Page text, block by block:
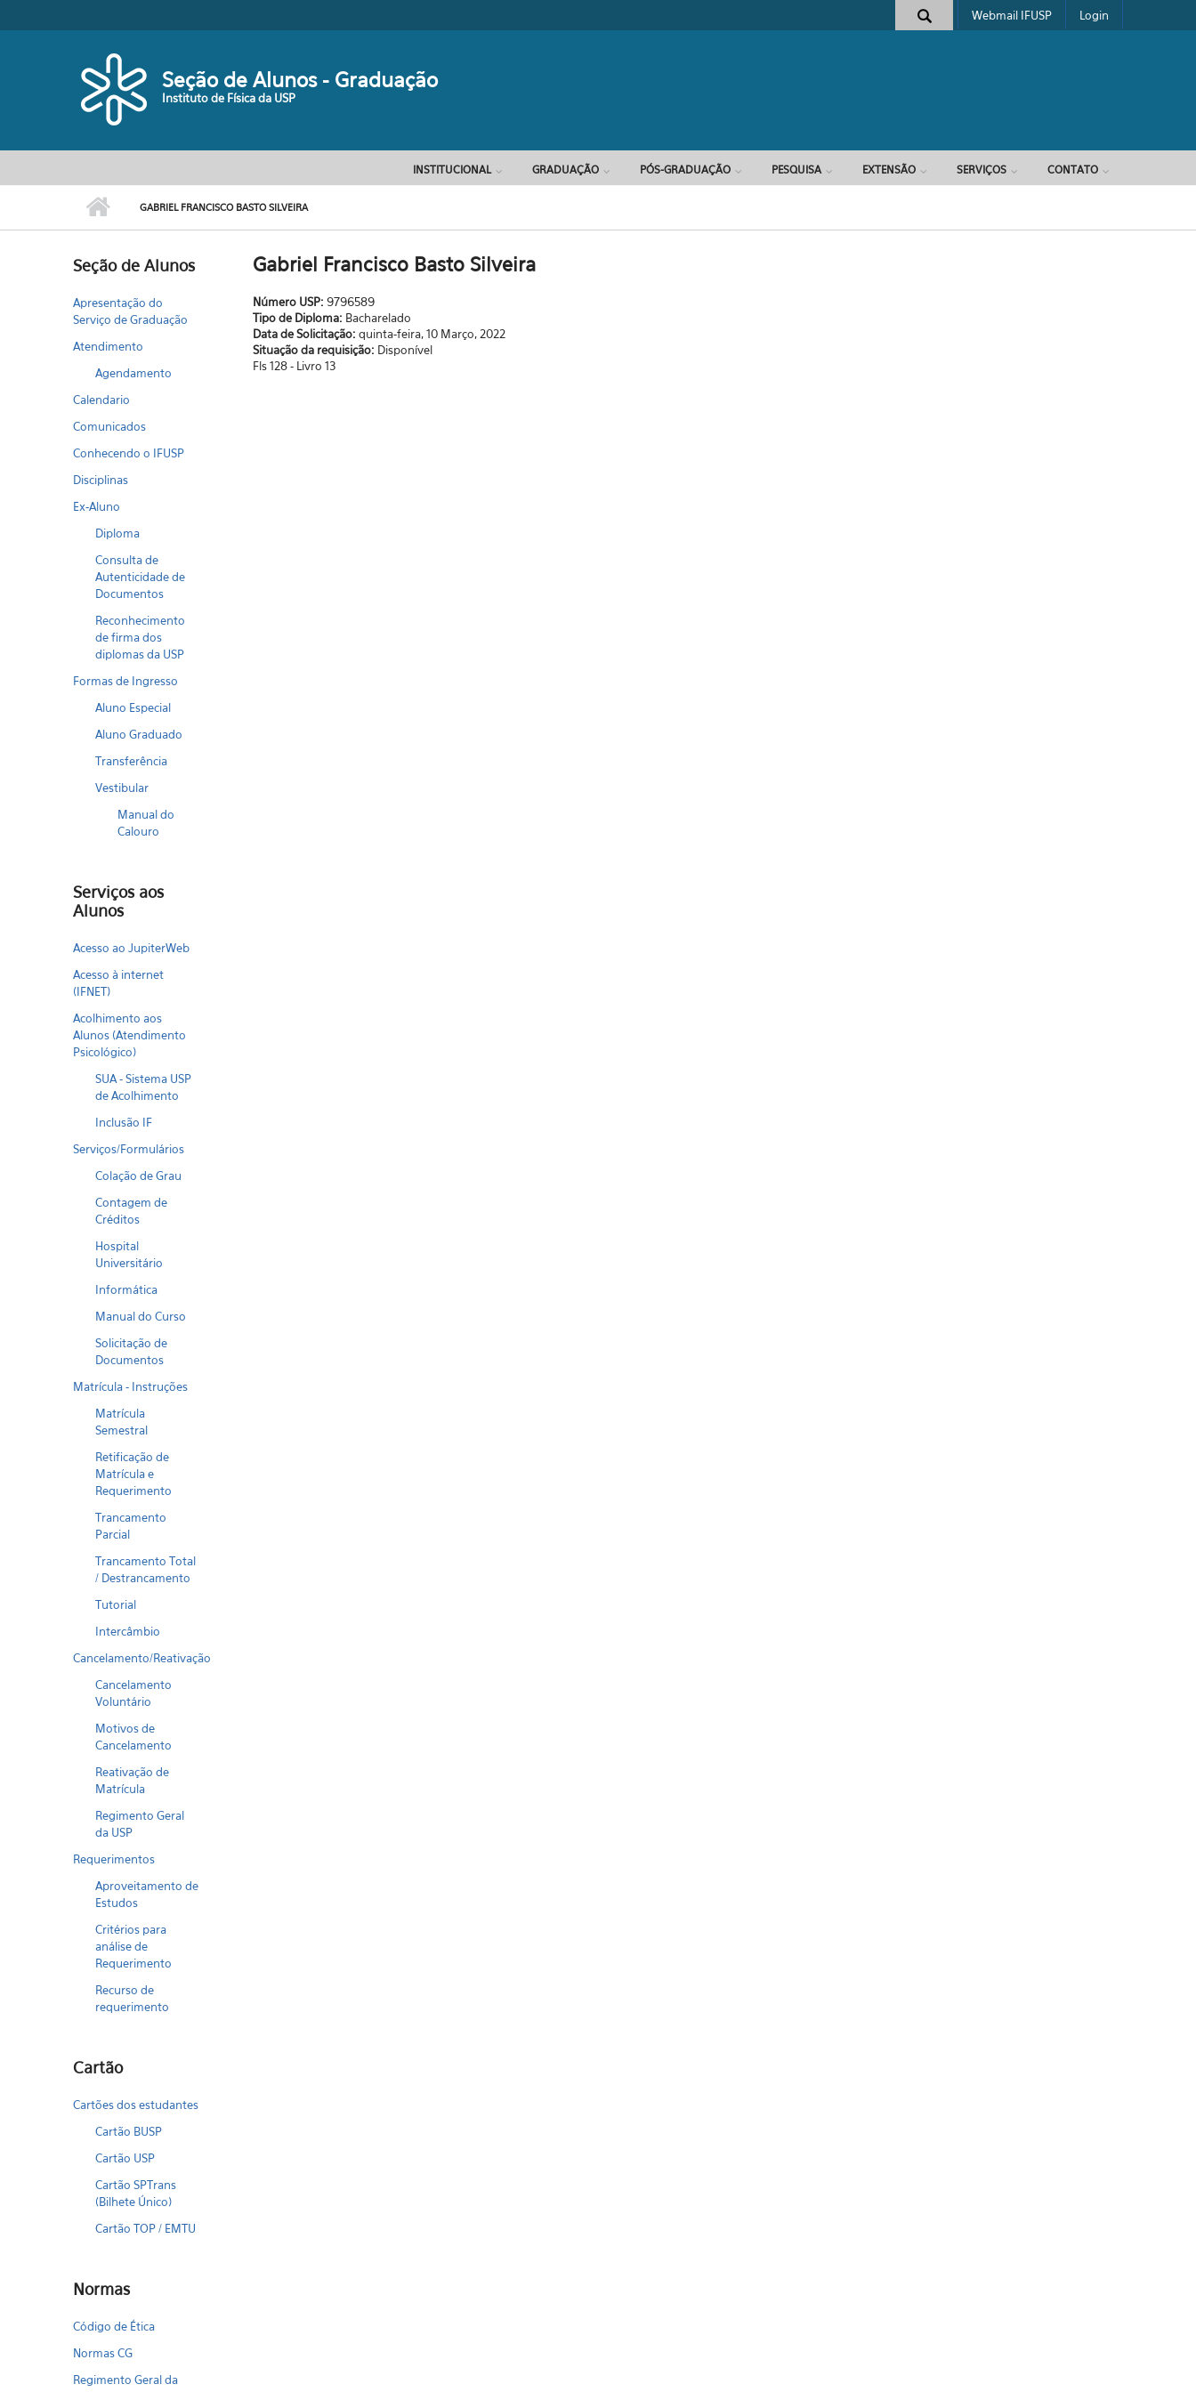
Formulário de busca
Webmail IFUSP Login
Seção de Alunos - Graduação
Instituto de Física da USP
INSTITUCIONAL GRADUAÇÃO PÓS-GRADUAÇÃO PESQUISA EXTENSÃO SERVIÇOS CONTATO
GABRIEL FRANCISCO BASTO SILVEIRA
Seção de Alunos
Apresentação do
Serviço de Graduação
Atendimento
Agendamento
Calendario
Comunicados
Conhecendo o IFUSP
Disciplinas
Ex-Aluno
Diploma
Consulta de
Autenticidade de
Documentos
Reconhecimento
de firma dos
diplomas da USP
Formas de Ingresso
Aluno Especial
Aluno Graduado
Transferência
Vestibular
Manual do
Calouro
Serviços aos
Alunos
Acesso ao JupiterWeb
Acesso à internet
(IFNET)
Acolhimento aos
Alunos (Atendimento
Psicológico)
SUA - Sistema USP
de Acolhimento
Inclusão IF
Serviços/Formulários
Colação de Grau
Contagem de
Créditos
Hospital
Universitário
Informática
Manual do Curso
Solicitação de
Documentos
Matrícula - Instruções
Matrícula
Semestral
Retificação de
Matrícula e
Requerimento
Trancamento
Parcial
Trancamento Total
/ Destrancamento
Tutorial
Intercâmbio
Cancelamento/Reativação
Cancelamento
Voluntário
Motivos de
Cancelamento
Reativação de
Matrícula
Regimento Geral
da USP
Requerimentos
Aproveitamento de
Estudos
Critérios para
análise de
Requerimento
Recurso de
requerimento
Cartão
Cartões dos estudantes
Cartão BUSP
Cartão USP
Cartão SPTrans
(Bilhete Único)
Cartão TOP / EMTU
Normas
Código de Ética
Normas CG
Regimento Geral da
Gabriel Francisco Basto Silveira
Número USP: 9796589
Tipo de Diploma: Bacharelado
Data de Solicitação: quinta-feira, 10 Março, 2022
Situação da requisição: Disponível
Fls 128 - Livro 13